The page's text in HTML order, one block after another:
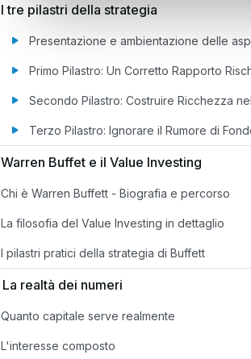
I tre pilastri della strategia
Presentazione e ambientazione delle
Primo Pilastro: Un Corretto Rapporto
Secondo Pilastro: Costruire Ricchezza
Terzo Pilastro: Ignorare il Rumore di
Warren Buffet e il Value Investing
Chi è Warren Buffett - Biografia e percorso
La filosofia del Value Investing in dettaglio
I pilastri pratici della strategia di Buffett
La realtà dei numeri
Quanto capitale serve realmente
L'interesse composto